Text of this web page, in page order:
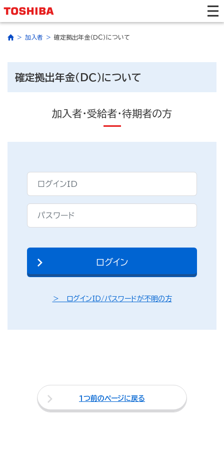
加入者 確定拠出年金（ＤＣ）について
確定拠出年金（ＤＣ）について
加入者・受給者・待期者の方
＞ ログインID/パスワードが不明の方
１つ前のページに戻る